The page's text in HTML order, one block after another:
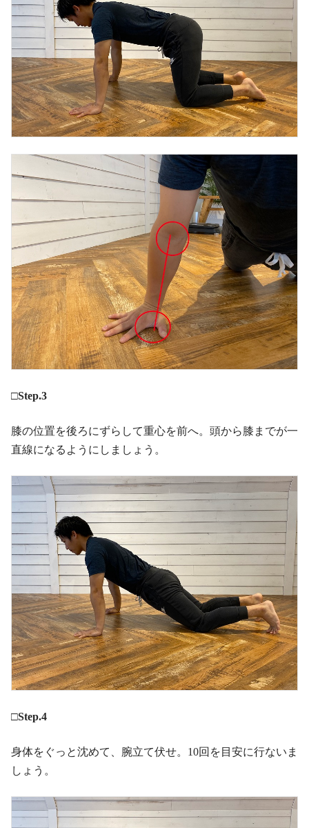
□Step.3
膝の位置を後ろにずらして重心を前へ。頭から膝までが一
直線になるようにしましょう。
□Step.4
身体をぐっと沈めて、腕立て伏せ。10回を目安に行ないま
しょう。